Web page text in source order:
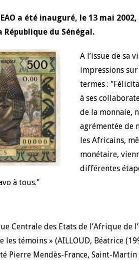
a été inauguré, le 13 mai
République du Sénégal.
A l’issue de sa
impressions sur
termes :
à ses
de la monnaie,
agrémentée de
les Africains,
monétaire,
différentes
à tous."
Centrale des Etats de l’Afrique de
les témoins » (AILLOUD, Béatrice
Pierre Mendès-France, Saint-